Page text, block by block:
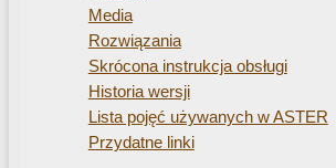
Media
Rozwiązania
Skrócona instrukcja obsługi
Historia wersji
Lista pojęć używanych w ASTER
Przydatne linki